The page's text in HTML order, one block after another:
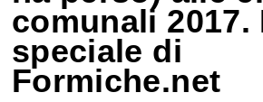
comunali 2017.
speciale di
Formiche.net